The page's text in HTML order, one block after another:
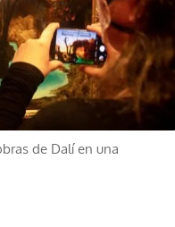
de Dalí en una